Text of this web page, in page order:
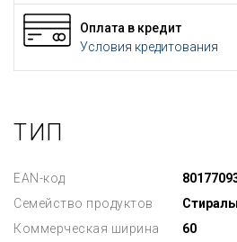
Оплата в кредит
Условия кредитования
ТИП
EAN-код
Семейство продуктов
Коммерческая ширина
60